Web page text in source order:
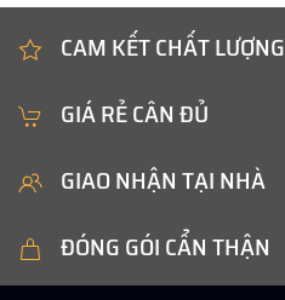
CAM KẾT CHẤT LƯỢNG
GIÁ RẺ CÂN ĐỦ
GIAO NHẬN TẠI NHÀ
ĐÓNG GÓI CẨN THẬN